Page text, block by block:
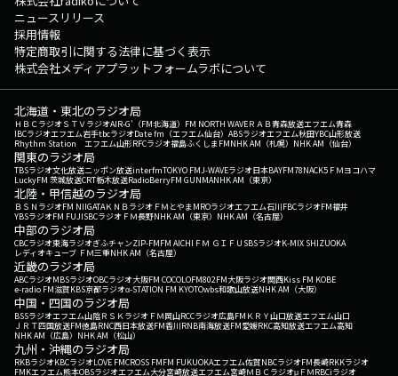
ニュースリリース
採用情報
特定商取引に関する法律に基づく表示
株式会社メディアプラットフォームラボについて
北海道・東北のラジオ局
ＨＢＣラジオＳＴＶラジオAIR-G'（FM北海道） FM NORTH WAVEＲＡＢ青森放送エフエム青森
IBCラジオエフエム岩手tbcラジオDate fm（エフエム仙台） ABSラジオエフエム秋田YBC山形放送
Rhythm Station エフエム山形RFCラジオ福島ふくしまFMNHK AM（札幌） NHK AM（仙台）
関東のラジオ局
TBSラジオ文化放送ニッポン放送interfmTOKYO FMJ-WAVEラジオ日本BAYFM78NACK5 ＦＭヨコハマ
LuckyFM 茨城放送CRT栃木放送RadioBerryFM GUNMANHK AM（東京）
北陸・甲信越のラジオ局
ＢＳＮラジオFM NIIGATAＫＮＢラジオ ＦＭとやまMROラジオエフエム石川FBCラジオFM福井
YBSラジオFM FUJISBCラジオ ＦＭ長野NHK AM（東京） NHK AM（名古屋）
中部のラジオ局
CBCラジオ東海ラジオぎふチャンZIP-FMFM AICHI ＦＭ ＧＩＦＵ SBSラジオK-MIX SHIZUOKA
レディオキューブ ＦＭ三重NHK AM（名古屋）
近畿のラジオ局
ABCラジオMBSラジオOBCラジオ大阪FM COCOLOFM802FM大阪ラジオ関西Kiss FM KOBE
e-radio FM滋賀KBS京都ラジオα-STATION FM KYOTOwbs和歌山放送NHK AM（大阪）
中国・四国のラジオ局
BSSラジオエフエム山陰ＲＳＫラジオ ＦＭ岡山RCCラジオ広島FM ＫＲＹ山口放送エフエム山口
ＪＲＴ四国放送FM徳島RNC西日本放送FM香川RNB南海放送FM愛媛RKC高知放送エフエム高知
NHK AM（広島） NHK AM（松山）
九州・沖縄のラジオ局
RKBラジオKBCラジオLOVE FMCROSS FMFM FUKUOKAエフエム佐賀NBCラジオFM長崎RKKラジオ
FMKエフエム熊本OBSラジオエフエム大分宮崎放送エフエム宮崎ＭＢＣラジオμＦＭRBCiラジオ